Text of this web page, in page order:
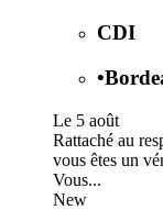
CDI
•
Le 5 août
Rattaché au
vous êtes un
Vous...
New